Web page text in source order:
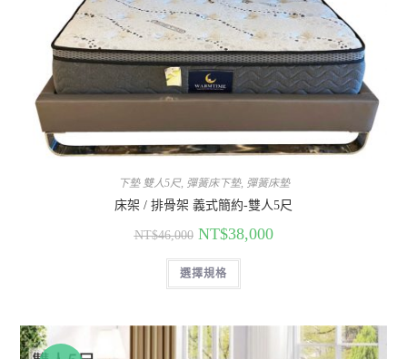
下墊 雙人5尺, 彈簧床下墊, 彈簧床墊
床架 / 排骨架 義式簡約-雙人5尺
NT$46,000 NT$38,000
選擇規格